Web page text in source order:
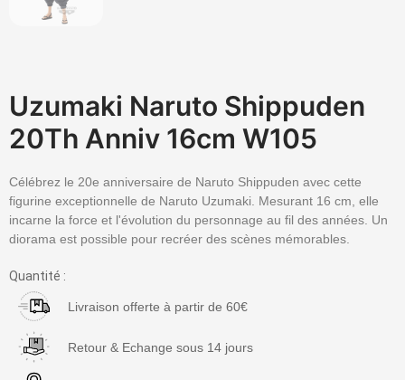
Uzumaki Naruto Shippuden
20Th Anniv 16cm W105
Célébrez le 20e anniversaire de Naruto Shippuden avec cette
figurine exceptionnelle de Naruto Uzumaki. Mesurant 16 cm, elle
incarne la force et l'évolution du personnage au fil des années. Un
diorama est possible pour recréer des scènes mémorables.
Quantité :
Livraison offerte à partir de 60€
Retour & Echange sous 14 jours